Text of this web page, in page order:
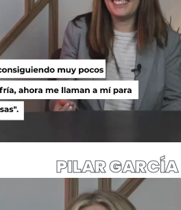
PILAR GARCÍA